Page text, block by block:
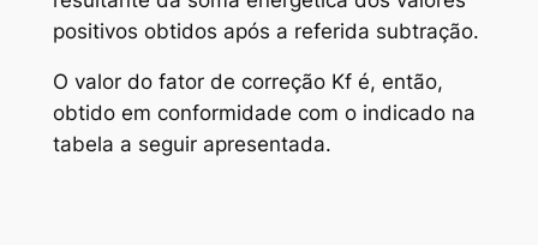
positivos obtidos após a referida subtração.
O valor do fator de correção Kf é, então,
obtido em conformidade com o indicado na
tabela a seguir apresentada.